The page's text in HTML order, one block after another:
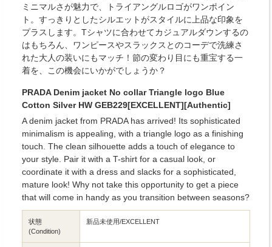
ミニマルさが魅力で、トライアングルロゴがワンポイン
ト。すっきりとしたシルエットがスタイルに上品な印象を
プラスします。Tシャツに合わせてカジュアルダウンするの
はもちろん、ワンピースやスラックスとのコーデで洗練さ
れた大人の装いにもマッチ！節の変わり目にも重宝する一
着を、この機会にいかがでしょうか？
PRADA Denim jacket No collar Triangle logo Blue
Cotton Silver HW GEB229[EXCELLENT][Authentic]
A denim jacket from PRADA has arrived! Its sophisticated
minimalism is appealing, with a triangle logo as a finishing
touch. The clean silhouette adds a touch of elegance to
your style. Pair it with a T-shirt for a casual look, or
coordinate it with a dress and slacks for a sophisticated,
mature look! Why not take this opportunity to get a piece
that will come in handy as you transition between seasons?
状態
(Condition)
新品未使用/EXCELLENT